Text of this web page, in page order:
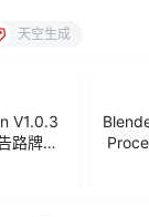
天空生成
V1.0.3
路牌生